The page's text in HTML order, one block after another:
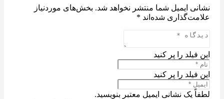
نشانی ایمیل شما منتشر نخواهد شد. بخش‌های موردنیاز
علامت‌گذاری شده‌اند *
این فیلد را پر کنید
این فیلد را پر کنید
لطفاً یک نشانی ایمیل معتبر بنویسید.